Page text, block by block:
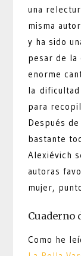
una
misma
y ha sido
pesar de
enorme
la dificultad
para
Después
bastante
Alexiévich
autoras
mujer,
Cuaderno
Como he